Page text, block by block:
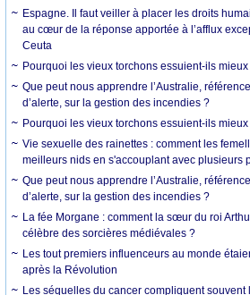
Espagne. Il faut veiller à placer les droits
au cœur de la réponse apportée à l’afflux
Ceuta
Pourquoi les vieux torchons essuient-ils
Que peut nous apprendre l’Australie,
d’alerte, sur la gestion des incendies ?
Pourquoi les vieux torchons essuient-ils
Vie sexuelle des rainettes : comment les
meilleurs nids en s'accouplant avec plusieurs
Que peut nous apprendre l’Australie,
d’alerte, sur la gestion des incendies ?
La fée Morgane : comment la sœur du roi
célèbre des sorcières médiévales ?
Les tout premiers influenceurs au monde
après la Révolution
Les séquelles du cancer compliquent souvent